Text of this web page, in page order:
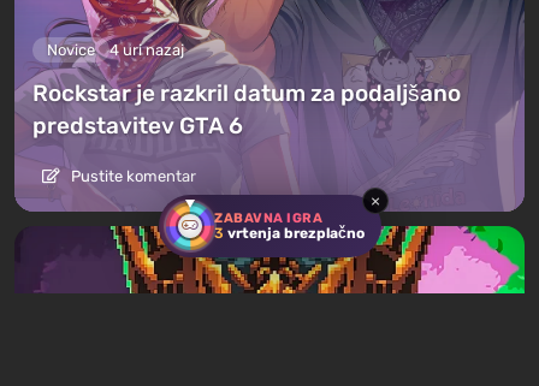
ZABAVNA IGRA
3 vrtenja brezplačno
×
Novice 4 uri nazaj
Rockstar je razkril datum za podaljšano
predstavitev GTA 6
Pustite komentar